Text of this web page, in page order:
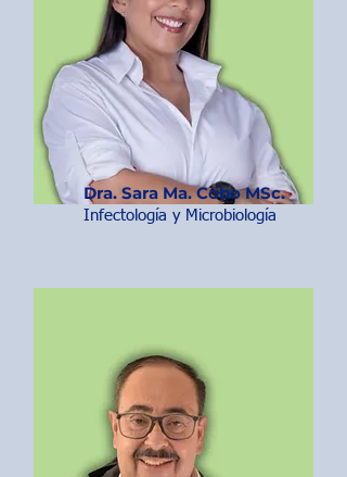
Dra. Sara Ma. Cobo MSc.
Infectología y Microbiología